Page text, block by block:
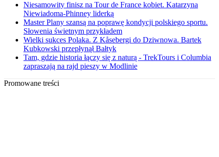
Niesamowity finisz na Tour de France kobiet. Katarzyna
Niewiadoma-Phinney liderką
Master Plany szansą na poprawę kondycji polskiego sportu.
Słowenia świetnym przykładem
Wielki sukces Polaka. Z Kåsebergi do Dziwnowa. Bartek
Kubkowski przepłynął Bałtyk
Tam, gdzie historia łączy się z naturą - TrekTours i Columbia
zapraszają na rajd pieszy w Modlinie
Promowane treści